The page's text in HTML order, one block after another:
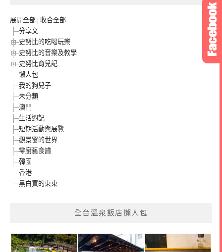
展開全部 | 收合全部
分享文
史努比的吃喝玩樂
史努比的音樂及教學
史努比育兒記
懶人包
我的狗兒子
未分類
澳門
生活週記
短期活動與展覽
觀景窗的世界
零廚藝食譜
韓國
香港
黑白買的東東
全台溫泉飯店懶人包